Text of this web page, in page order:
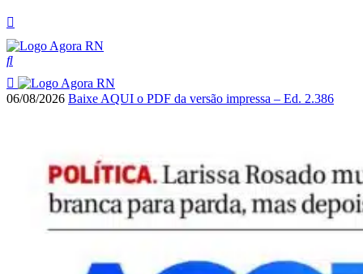
06/08/2026 Baixe AQUI o PDF da versão impressa – Ed. 2.386